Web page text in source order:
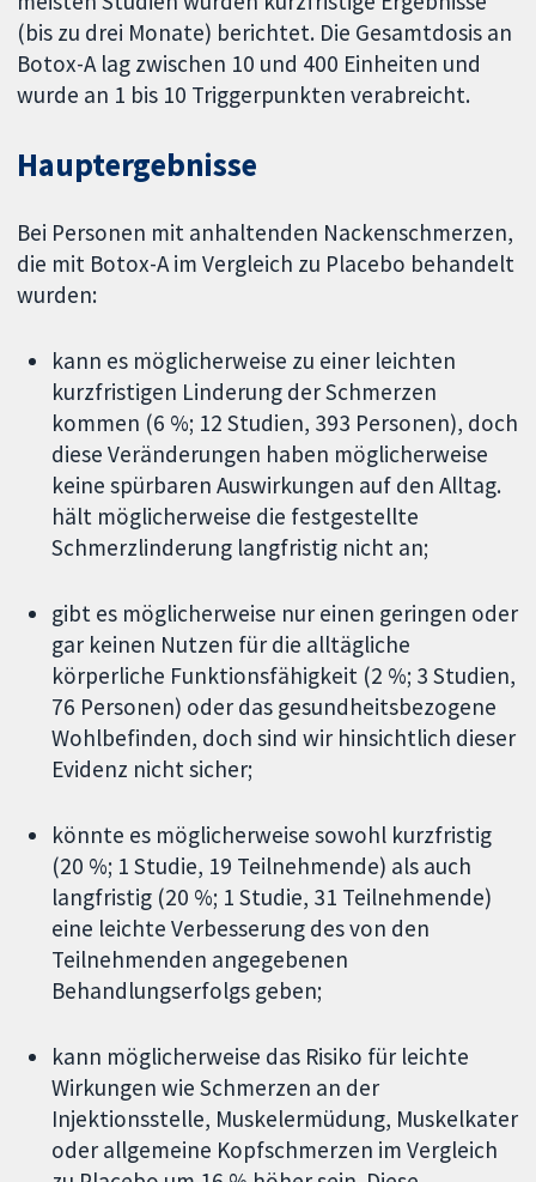
(bis zu drei Monate) berichtet. Die Gesamtdosis an
Botox-A lag zwischen 10 und 400 Einheiten und
wurde an 1 bis 10 Triggerpunkten verabreicht.
Hauptergebnisse
Bei Personen mit anhaltenden Nackenschmerzen,
die mit Botox-A im Vergleich zu Placebo behandelt
wurden:
kann es möglicherweise zu einer leichten
kurzfristigen Linderung der Schmerzen
kommen (6 %; 12 Studien, 393 Personen), doch
diese Veränderungen haben möglicherweise
keine spürbaren Auswirkungen auf den Alltag.
hält möglicherweise die festgestellte
Schmerzlinderung langfristig nicht an;
gibt es möglicherweise nur einen geringen oder
gar keinen Nutzen für die alltägliche
körperliche Funktionsfähigkeit (2 %; 3 Studien,
76 Personen) oder das gesundheitsbezogene
Wohlbefinden, doch sind wir hinsichtlich dieser
Evidenz nicht sicher;
könnte es möglicherweise sowohl kurzfristig
(20 %; 1 Studie, 19 Teilnehmende) als auch
langfristig (20 %; 1 Studie, 31 Teilnehmende)
eine leichte Verbesserung des von den
Teilnehmenden angegebenen
Behandlungserfolgs geben;
kann möglicherweise das Risiko für leichte
Wirkungen wie Schmerzen an der
Injektionsstelle, Muskelermüdung, Muskelkater
oder allgemeine Kopfschmerzen im Vergleich